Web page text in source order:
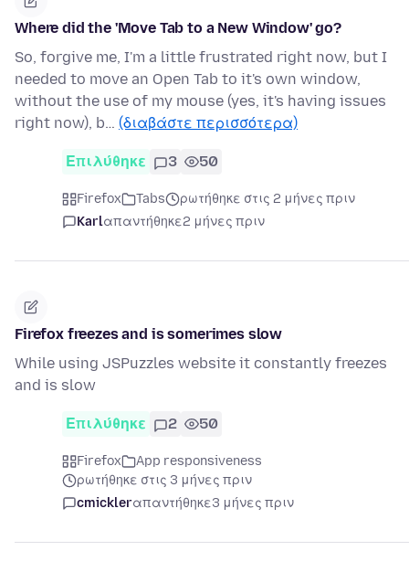
Where did the 'Move Tab to a New Window' go?
So, forgive me, I'm a little frustrated right now, but I
needed to move an Open Tab to it's own window,
without the use of my mouse (yes, it's having issues
right now), b… (διαβάστε περισσότερα)
Επιλύθηκε 3 50
Firefox Tabs
ρωτήθηκε στις 2 μήνες πριν
Karlαπαντήθηκε2 μήνες πριν
Firefox freezes and is somerimes slow
While using JSPuzzles website it constantly freezes
and is slow
Επιλύθηκε 2 50
Firefox
App responsiveness
ρωτήθηκε στις 3 μήνες πριν
cmicklerαπαντήθηκε3 μήνες πριν